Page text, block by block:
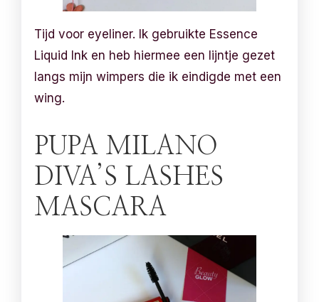
Tijd voor eyeliner. Ik gebruikte Essence
Liquid Ink en heb hiermee een lijntje gezet
langs mijn wimpers die ik eindigde met een
wing.
PUPA MILANO
DIVA’S LASHES
MASCARA